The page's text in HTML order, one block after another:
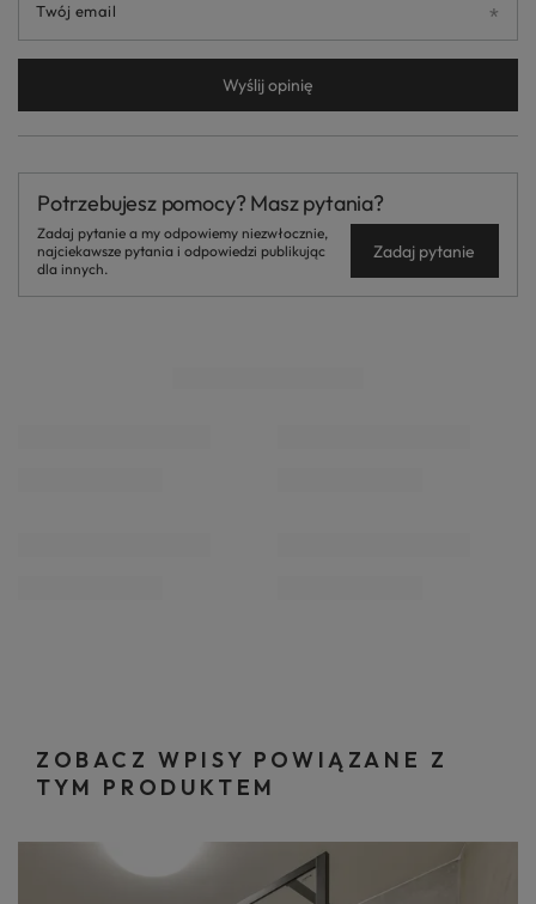
Twój email
Wyślij opinię
Potrzebujesz pomocy? Masz pytania?
Zadaj pytanie a my odpowiemy niezwłocznie,
najciekawsze pytania i odpowiedzi publikując
dla innych.
Zadaj pytanie
ZOBACZ WPISY POWIĄZANE Z
TYM PRODUKTEM